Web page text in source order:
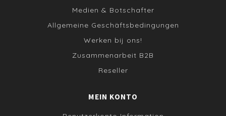
Medien & Botschafter
Allgemeine Geschäftsbedingungen
Werken bij ons!
Zusammenarbeit B2B
Reseller
MEIN KONTO